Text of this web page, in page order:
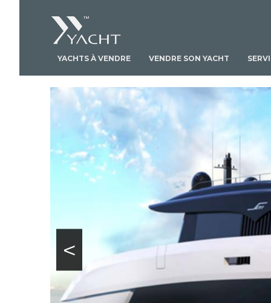
YACHTS À VENDRE VENDRE SON YACHT
<